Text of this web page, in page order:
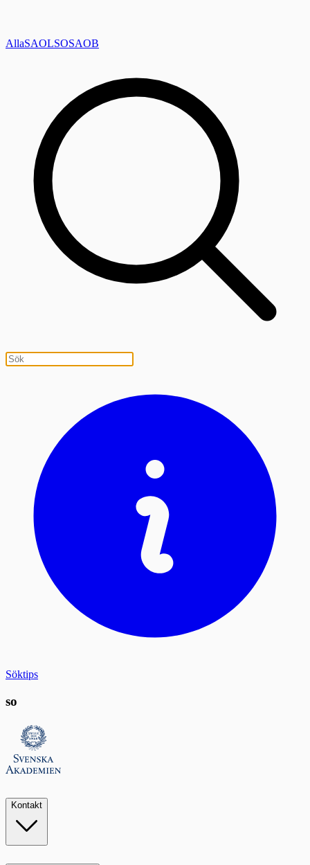
AllaSAOLSOSAOB
Söktips
so
Kontakt